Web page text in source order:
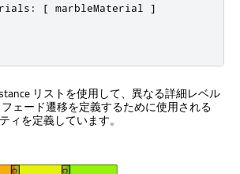
: [ marbleMaterial
]
リストを使用して、異なる詳細レベル
ェード遷移を定義するために使用される
ィを定義しています。